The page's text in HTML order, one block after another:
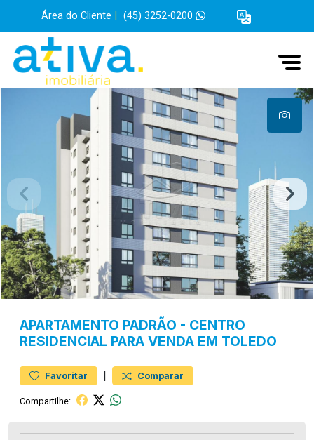
Área do Cliente (45) 3252-0200
APARTAMENTO PADRÃO - CENTRO
RESIDENCIAL PARA VENDA EM TOLEDO
Favoritar | Comparar
Compartilhe: